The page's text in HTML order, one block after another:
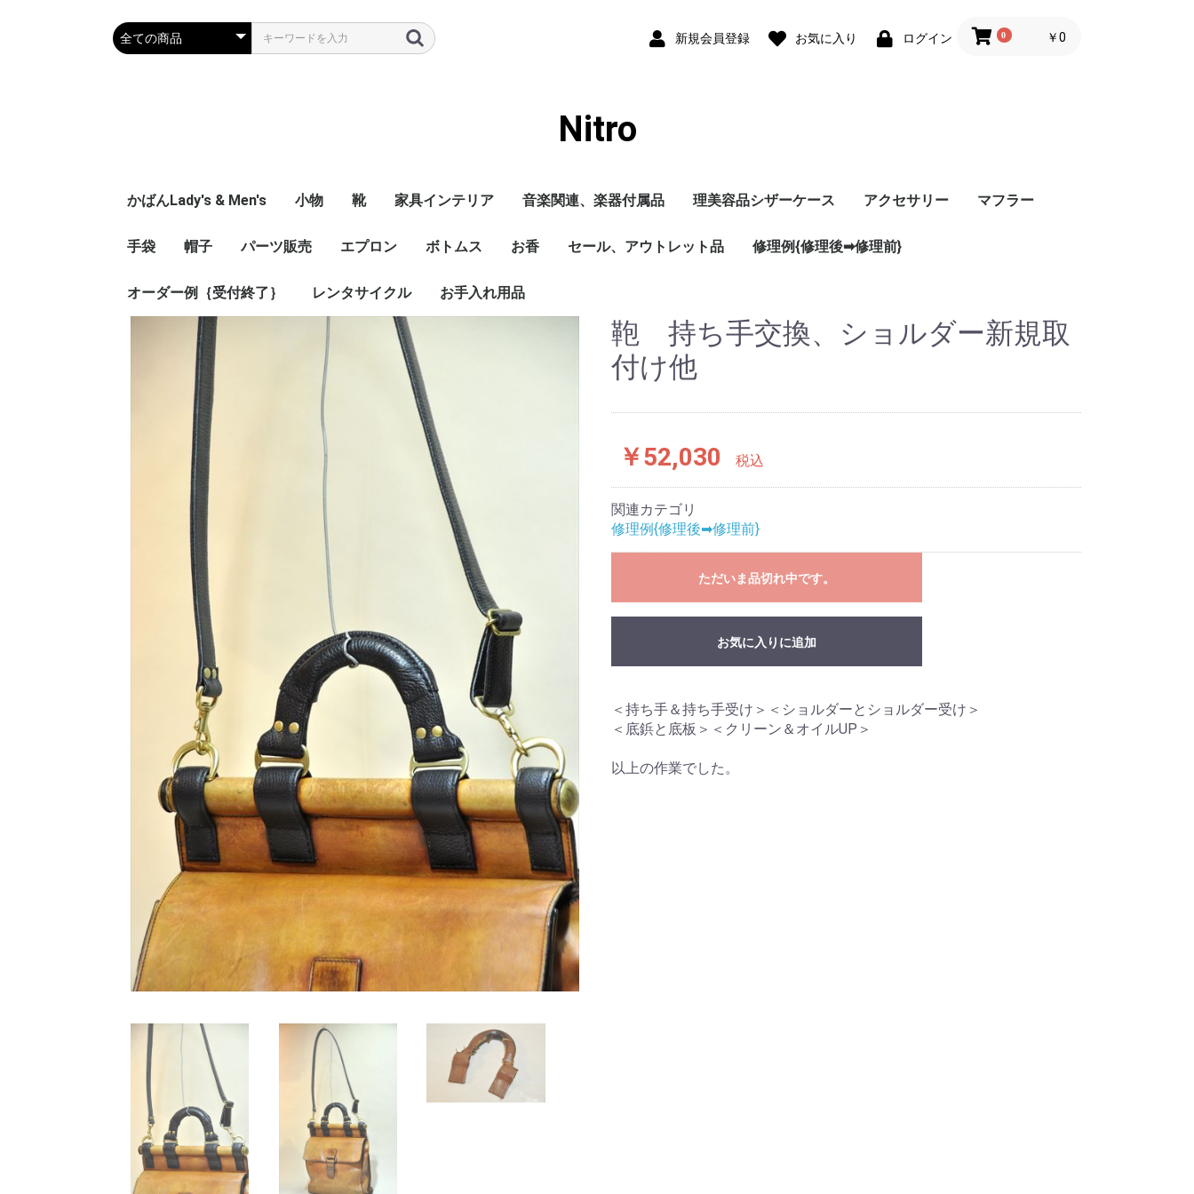
新規会員登録 お気に入り ログイン 0 ￥0
Nitro
かばんLady's & Men's 小物
名刺やカード類のケー
財布、コインケース
キー関係
ベルト
特殊製品
文具
一般小物
靴
Lady's
Men's
子供靴
家具インテリア 音楽関連、楽器付属品 理美容品シザーケース アクセサリー マフラー
手袋 帽子 パーツ販売
ワッペン
金具
革パーツ
エプロン ボトムス お香 セール、アウトレット品 修理例{修理後➡修理前}
オーダー例｛受付終了｝ レンタサイクル お手入れ用品
鞄 持ち手交換、ショルダー新規取
付け他
￥52,030 税込
関連カテゴリ
修理例{修理後➡修理前}
ただいま品切れ中です。
お気に入りに追加
＜持ち手＆持ち手受け＞＜ショルダーとショルダー受け＞
＜底鋲と底板＞＜クリーン＆オイルUP＞
以上の作業でした。